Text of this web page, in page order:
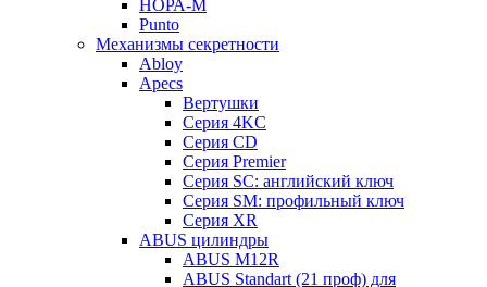
НОРА-М
Punto
Механизмы секретности
Abloy
Apecs
Вертушки
Серия 4KC
Серия CD
Серия Premier
Серия SC: английский ключ
Серия SM: профильный ключ
Серия XR
ABUS цилиндры
ABUS M12R
ABUS Standart (21 проф) для